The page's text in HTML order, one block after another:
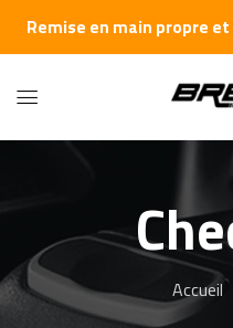
Remise en main propre
Accueil